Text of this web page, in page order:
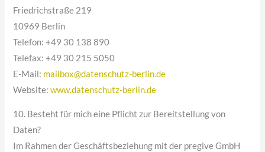
Friedrichstraße 219
10969 Berlin
Telefon: +49 30 138 890
Telefax: +49 30 215 5050
E-Mail: mailbox@datenschutz-berlin.de
Website:www.datenschutz-berlin.de
10. Besteht für mich eine Pflicht zur Bereitstellung von
Daten?
Im Rahmen der Geschäftsbeziehung mit der pregive GmbH